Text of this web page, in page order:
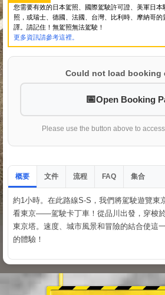
您需要有效的日本駕照、國際駕駛許可證、美軍日本
照，或瑞士、德國、法國、台灣、比利時、摩納哥
譯。請記住！無駕照無法駕駛！
更多資訊請參考這裡。
Could not load booking
Open Booking
Please use the button above to
概要 文件 流程 FAQ 集合
約1小時。在此路線S-S，我們將駕駛遊覽東
看東京——駕駛卡丁車！從品川出發，穿梭
東京塔。速度、城市風景和冒險的結合使這
的體驗！